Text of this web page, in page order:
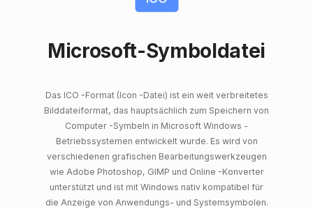
Microsoft-Symboldatei
Das ICO -Format (Icon -Datei) ist ein weit verbreitetes
Bilddateiformat, das hauptsächlich zum Speichern von
Computer -Symbeln in Microsoft Windows -
Betriebssystemen entwickelt wurde. Es wird von
verschiedenen grafischen Bearbeitungswerkzeugen
wie Adobe Photoshop, GIMP und Online -Konverter
unterstützt und ist mit Windows nativ kompatibel für
die Anzeige von Anwendungs- und Systemsymbolen.